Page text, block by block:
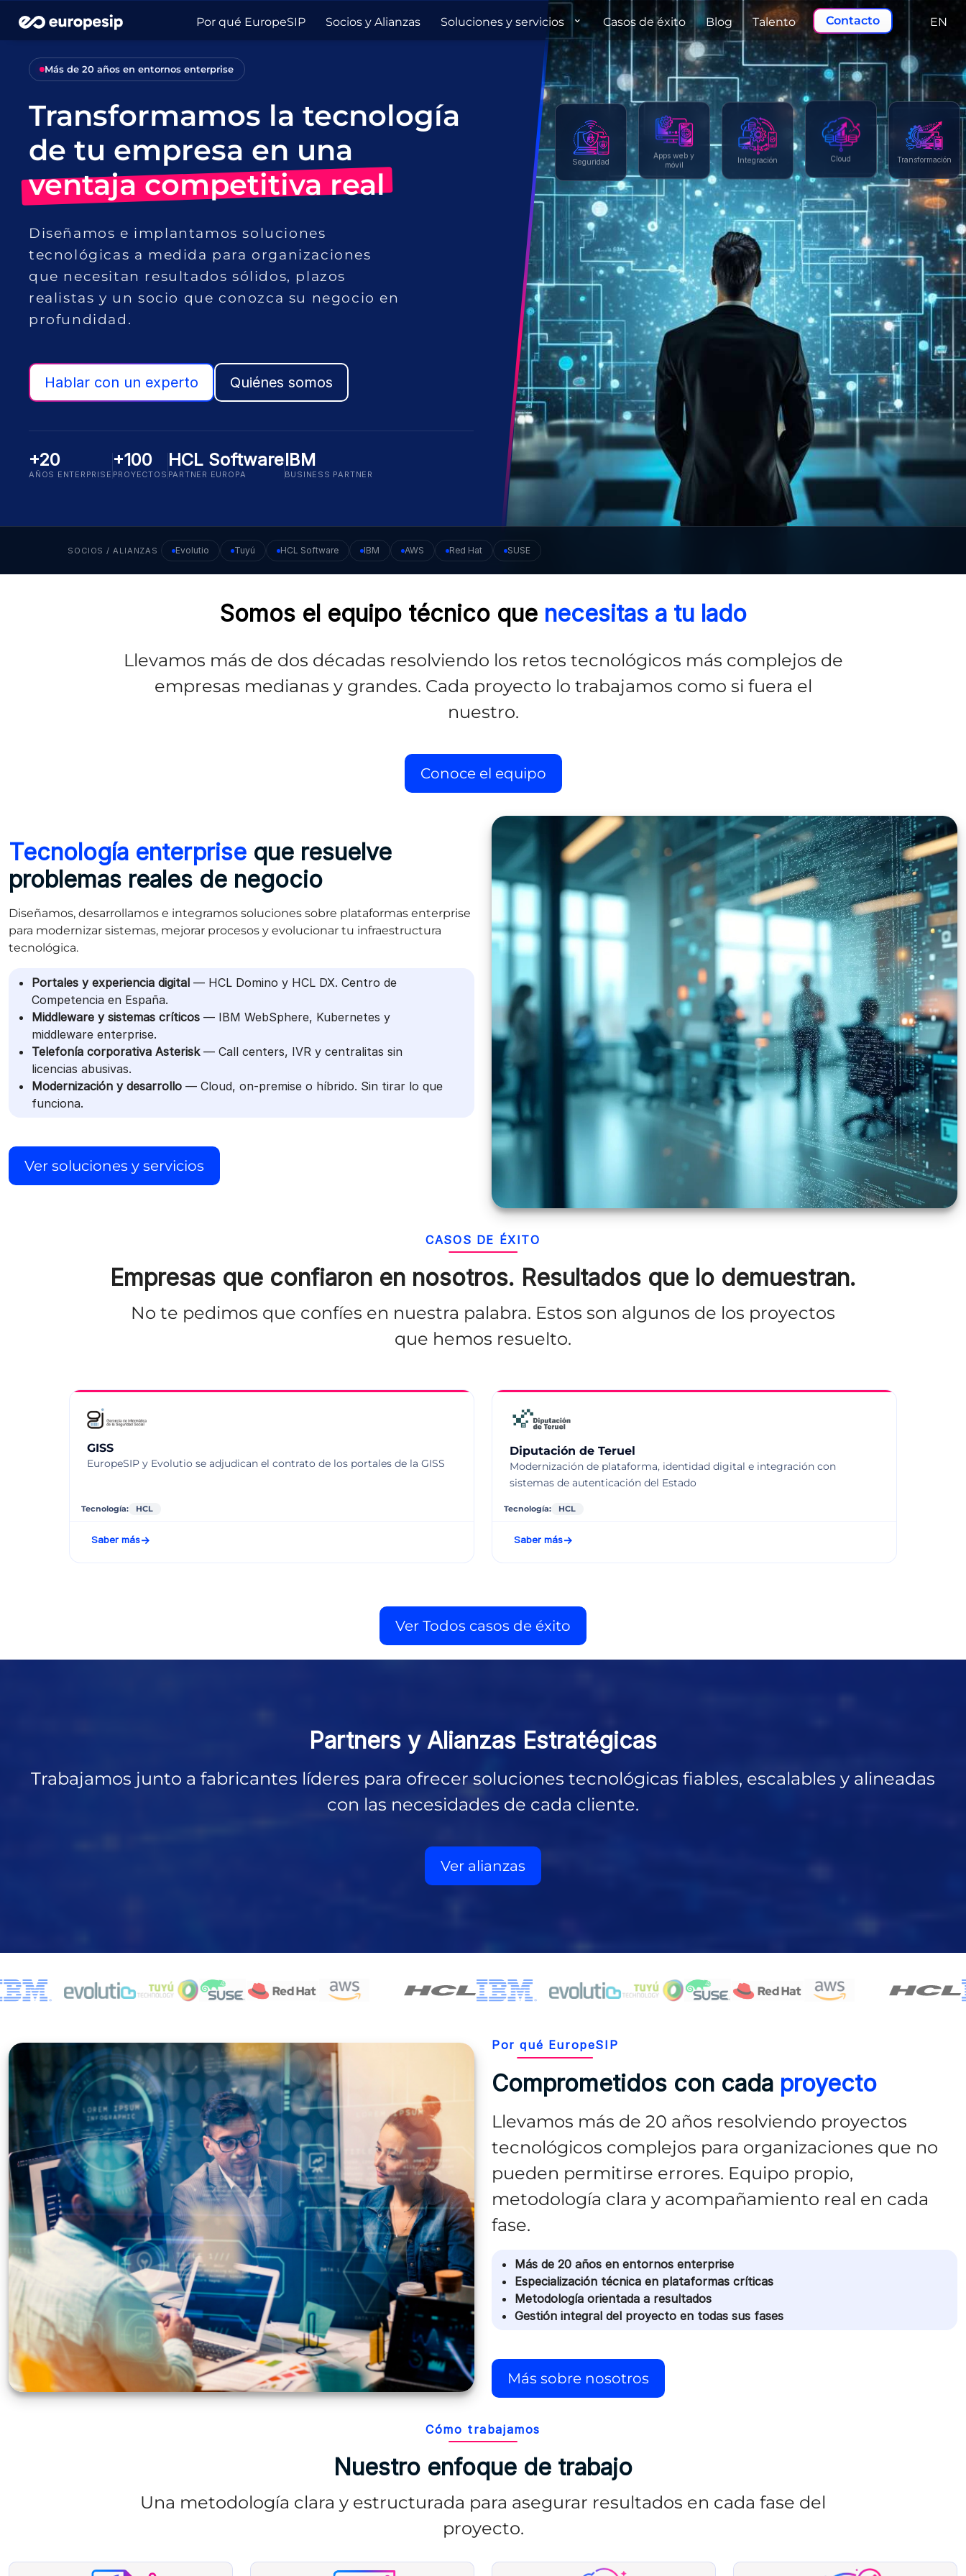
Por qué EuropeSIP Socios y Alianzas Soluciones y servicios Casos de éxito Blog Talento Contacto EN
Más de 20 años en entornos enterprise
Transformamos la tecnología
de tu empresa en una
ventaja competitiva real
Diseñamos e implantamos soluciones
tecnológicas a medida para organizaciones
que necesitan resultados sólidos, plazos
realistas y un socio que conozca su negocio en
profundidad.
Hablar con un experto Quiénes somos
+20
AÑOS ENTERPRISE
+100
PROYECTOS
HCL Software
PARTNER EUROPA
IBM
BUSINESS PARTNER
Seguridad
Apps web y
móvil
Integración Cloud Transformación
SOCIOS / ALIANZAS Evolutio Tuyú HCL Software IBM AWS Red Hat SUSE
Somos el equipo técnico que necesitas a tu lado
Llevamos más de dos décadas resolviendo los retos tecnológicos más complejos de
empresas medianas y grandes. Cada proyecto lo trabajamos como si fuera el
nuestro.
Conoce el equipo
Tecnología enterprise que resuelve
problemas reales de negocio
Diseñamos, desarrollamos e integramos soluciones sobre plataformas enterprise
para modernizar sistemas, mejorar procesos y evolucionar tu infraestructura
tecnológica.
Portales y experiencia digital — HCL Domino y HCL DX. Centro de
Competencia en España.
Middleware y sistemas críticos — IBM WebSphere, Kubernetes y
middleware enterprise.
Telefonía corporativa Asterisk— Call centers, IVR y centralitas sin
licencias abusivas.
Modernización y desarrollo — Cloud, on-premise o híbrido. Sin tirar lo que
funciona.
Ver soluciones y servicios
CASOS DE ÉXITO
Empresas que confiaron en nosotros. Resultados que lo demuestran.
No te pedimos que confíes en nuestra palabra. Estos son algunos de los proyectos
que hemos resuelto.
GISS
EuropeSIP y Evolutio se adjudican el contrato de los portales de la GISS
Tecnología: HCL
Saber más
Diputación de Teruel
Modernización de plataforma, identidad digital e integración con
sistemas de autenticación del Estado
Tecnología: HCL
Saber más
Ver Todos casos de éxito
Partners y Alianzas Estratégicas
Trabajamos junto a fabricantes líderes para ofrecer soluciones tecnológicas fiables, escalables y alineadas
con las necesidades de cada cliente.
Ver alianzas
Por qué EuropeSIP
Comprometidos con cada proyecto
Llevamos más de 20 años resolviendo proyectos
tecnológicos complejos para organizaciones que no
pueden permitirse errores. Equipo propio,
metodología clara y acompañamiento real en cada
fase.
Más de 20 años en entornos enterprise
Especialización técnica en plataformas críticas
Metodología orientada a resultados
Gestión integral del proyecto en todas sus fases
Más sobre nosotros
Cómo trabajamos
Nuestro enfoque de trabajo
Una metodología clara y estructurada para asegurar resultados en cada fase del
proyecto.